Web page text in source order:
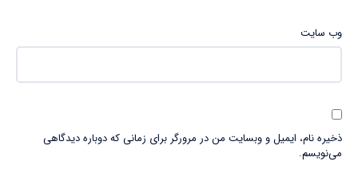
وب‌ سایت
ذخیره نام، ایمیل و وبسایت من در مرورگر برای زمانی که دوباره دیدگاهی
می‌نویسم.